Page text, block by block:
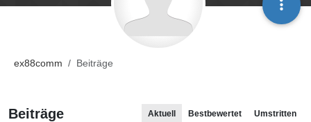
ex88comm Beiträge
Beiträge Aktuell Bestbewertet Umstritten